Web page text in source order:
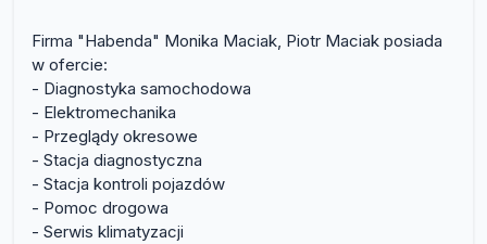
Firma "Habenda" Monika Maciak, Piotr Maciak posiada
w ofercie:
- Diagnostyka samochodowa
- Elektromechanika
- Przeglądy okresowe
- Stacja diagnostyczna
- Stacja kontroli pojazdów
- Pomoc drogowa
- Serwis klimatyzacji